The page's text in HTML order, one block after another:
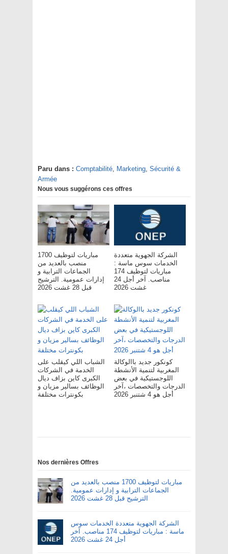
Paru dans : Comptabilité, Marketing, Sécurité &
Armée
Nous vous suggérons ces offres
مباريات لتوظيف 1700
منصب بالعديد من
الجماعات الترابية و
إدارات عمومية. الترشيح
قبل 28 غشت 2026
الشركة الجهوية متعددة
الخدمات سوس ماسة :
مباريات لتوظيف 174
مناصب. آخر أجل 24
غشت 2026
الشباب اللي كيقلب على
الخدمة في الشركات
الكبرى كاين بزاف ديال
الوظائف بسالير مزيان و
بكونترات مختلفة
كونكور جديد باالوكالة
المغربية لتنمية الأنشطة
اللوجستيكية في بعض
الدرجات والتخصصات ،آخر
أجل هو 4 شتنبر 2026
Nos dernières Offres
مباريات لتوظيف 1700 منصب بالعديد من
الجماعات الترابية و إدارات عمومية.
الترشيح قبل 28 غشت 2026
الشركة الجهوية متعددة الخدمات سوس
ماسة : مباريات لتوظيف 174 مناصب. آخر
أجل 24 غشت 2026